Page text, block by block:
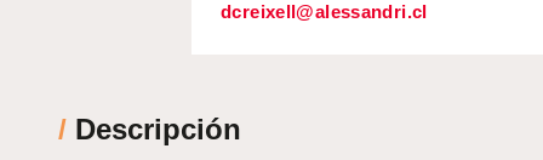
dcreixell@alessandri.cl
/ Descripción